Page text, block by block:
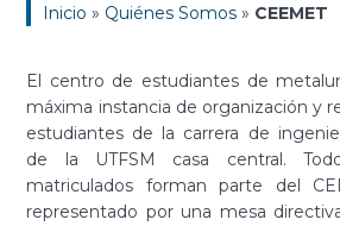
Inicio » Quiénes Somos » CEEMET
El centro de estudiantes de
máxima instancia de organización y
estudiantes de la carrera de
de la UTFSM casa central.
matriculados forman parte del
representado por una mesa